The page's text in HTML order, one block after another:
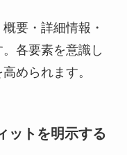
要・詳細情報・
各要素を意識し
められます。
ットを明示する